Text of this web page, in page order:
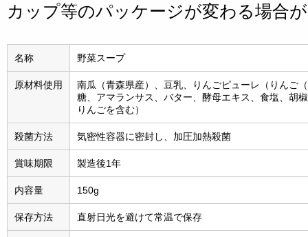
カップ等のパッケージが変わる場合
名称 野菜スープ
原材料使用
南瓜（青森県産）、豆乳、りんごピューレ（りんご
糖、アマランサス、バター、酵母エキス、食塩、胡
りんごを含む）
殺菌方法 気密性容器に密封し、加圧加熱殺菌
賞味期限 製造後1年
内容量 150g
保存方法 直射日光を避けて常温で保存